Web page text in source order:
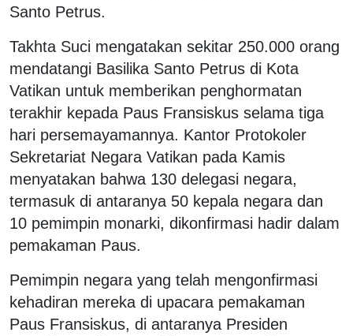
Santo Petrus.
Takhta Suci mengatakan sekitar 250.000 orang
mendatangi Basilika Santo Petrus di Kota
Vatikan untuk memberikan penghormatan
terakhir kepada Paus Fransiskus selama tiga
hari persemayamannya. Kantor Protokoler
Sekretariat Negara Vatikan pada Kamis
menyatakan bahwa 130 delegasi negara,
termasuk di antaranya 50 kepala negara dan
10 pemimpin monarki, dikonfirmasi hadir dalam
pemakaman Paus.
Pemimpin negara yang telah mengonfirmasi
kehadiran mereka di upacara pemakaman
Paus Fransiskus, di antaranya Presiden